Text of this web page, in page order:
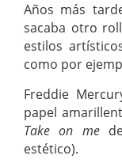
Años más
sacaba otro
estilos
como por
Freddie
papel
Take on mede
estético).